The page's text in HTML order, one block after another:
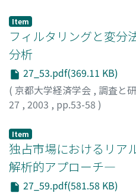
Item
フィルタリングと変分
分析
27_53.pdf(369.11 KB)
( 京都大学経済学会 , 調査と
27 , 2003 , pp.53-58 )
Item
独占市場におけるリア
解析的アプローチ―
27_59.pdf(581.58 KB)